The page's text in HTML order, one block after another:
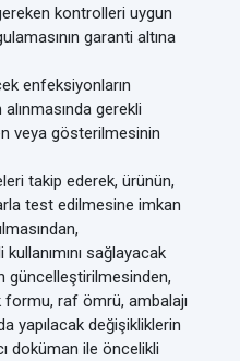
kontrolleri uygun
garanti altına
enfeksiyonların
gerekli
veya gösterilmesinin
takip ederek, ürünün,
test edilmesine imkan
sağlayacak
güncelleştirilmesinden,
raf ömrü, ambalajı
yapılacak değişikliklerin
doküman ile öncelikli